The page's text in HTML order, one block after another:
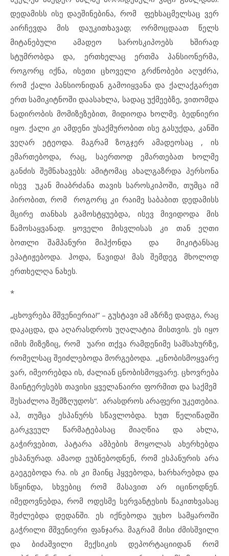
დედამისს ისე დაეშინებინა, რომ ფეხსაცმელსაც ვერ
აირჩევდა მის დაუკითხავად; ორმოცდაათ წელს
მიტანებული ამადეო საროსკიპოებს ხშირად
სტუმრობდა და, ერთხელაც ერთმა პანსიონერმა,
როგორც იქნა, ისეთი ცხოველი გრძნობები აღუძრა,
რომ ქალი პანსიონიდან გამოიყვანა და ქალაქგარეთ
ერთ სამიკიტნოში დაასახლა, სადაც უქმეებზე, ვითომდა
ნადირობის მომიზეზებით, მიდიოდა ხოლმე. ბედნიერი
იყო. ქალი კი ამდენი უსაქმურობით ისე გასუქდა, კანში
ვეღარ ეტეოდა. მაგრამ ზოგჯერ ამადეოსაც , ის
ემართებოდა, რაც, საერთოდ ემართებათ ხოლმე
განძის შემნახავებს: ამიტომაც ახალგაზრდა პერსონა
ისევ უკან მიაბრძანა თავის საროსკიპოში, თუმცა იმ
პირობით, რომ როგორც კი რაიმე საბაბით დედამისს
მცირე თანხას გამოსტყუებდა, ისევ მივიდოდა მის
წამოსაყვანად. ყოველი მისვლისას კი თან ეღთი
ბოთლი შამპანური მიჰქონდა და მიკიტანსაც
ეპატიჟებოდა. ჰოდა, წავიდა! მას შემდეგ მხოლოდ
ერთხელღა ნახეს.
*
„ცხოვრება მშვენიერია!“ – გუსტავი ამ აზრზე დადგა, რაც
დაკაცდა, და აღარასდროს უღალატია მისთვის. ეს იყო
იმის მიზეზიც, რომ უარი თქვა რამდენიმე სამსახურზე,
რომელსაც შეიძლებოდა მორგებოდა. „ცნობისმოყვარე
ვარ, იმეორებდა ის, ძალიან ცნობისმოყვარე. ცხოვრება
მაინტერესებს თავისი ყველანაირი ფორმით და საქმემ
შესაძლოა შემზღუდოს“. არასდროს არაფერი უკეთებია.
აჰ, თუმცა ესპანურს სწავლობდა. ხუთ წელიწადში
გარკვეულ წარმატებასაც მიაღწია და ახლა,
გაჭირვებით, პატარა ამბების მოყოლას ახერხებდა
ესპანურად. ამაოდ ეუბნებოდნენ, რომ ესპანურის არა
გაეგებოდა რა. ის კი მაინც ჰყვებოდა, ხარხარებდა და
სწყინდა, სხვებიც რომ მასავით არ იცინოდნენ.
იმედოვნებდა, რომ ოდესმე სერვანტესის წაკითხვასაც
შეძლებდა დედანში. ეს იქნებოდა უცხო სამყაროში
გაჭრილი მშვენიერი ფანჯარა. მაგრამ მისი ძმისშვილი
და ბიძაშვილი მექსიკის დეპორტაციიდან რომ